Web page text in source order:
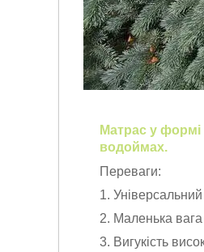
Матрас у формі
водоймах.
Переваги:
1. Універсальний
2. Маленька вага
3. Вигукість